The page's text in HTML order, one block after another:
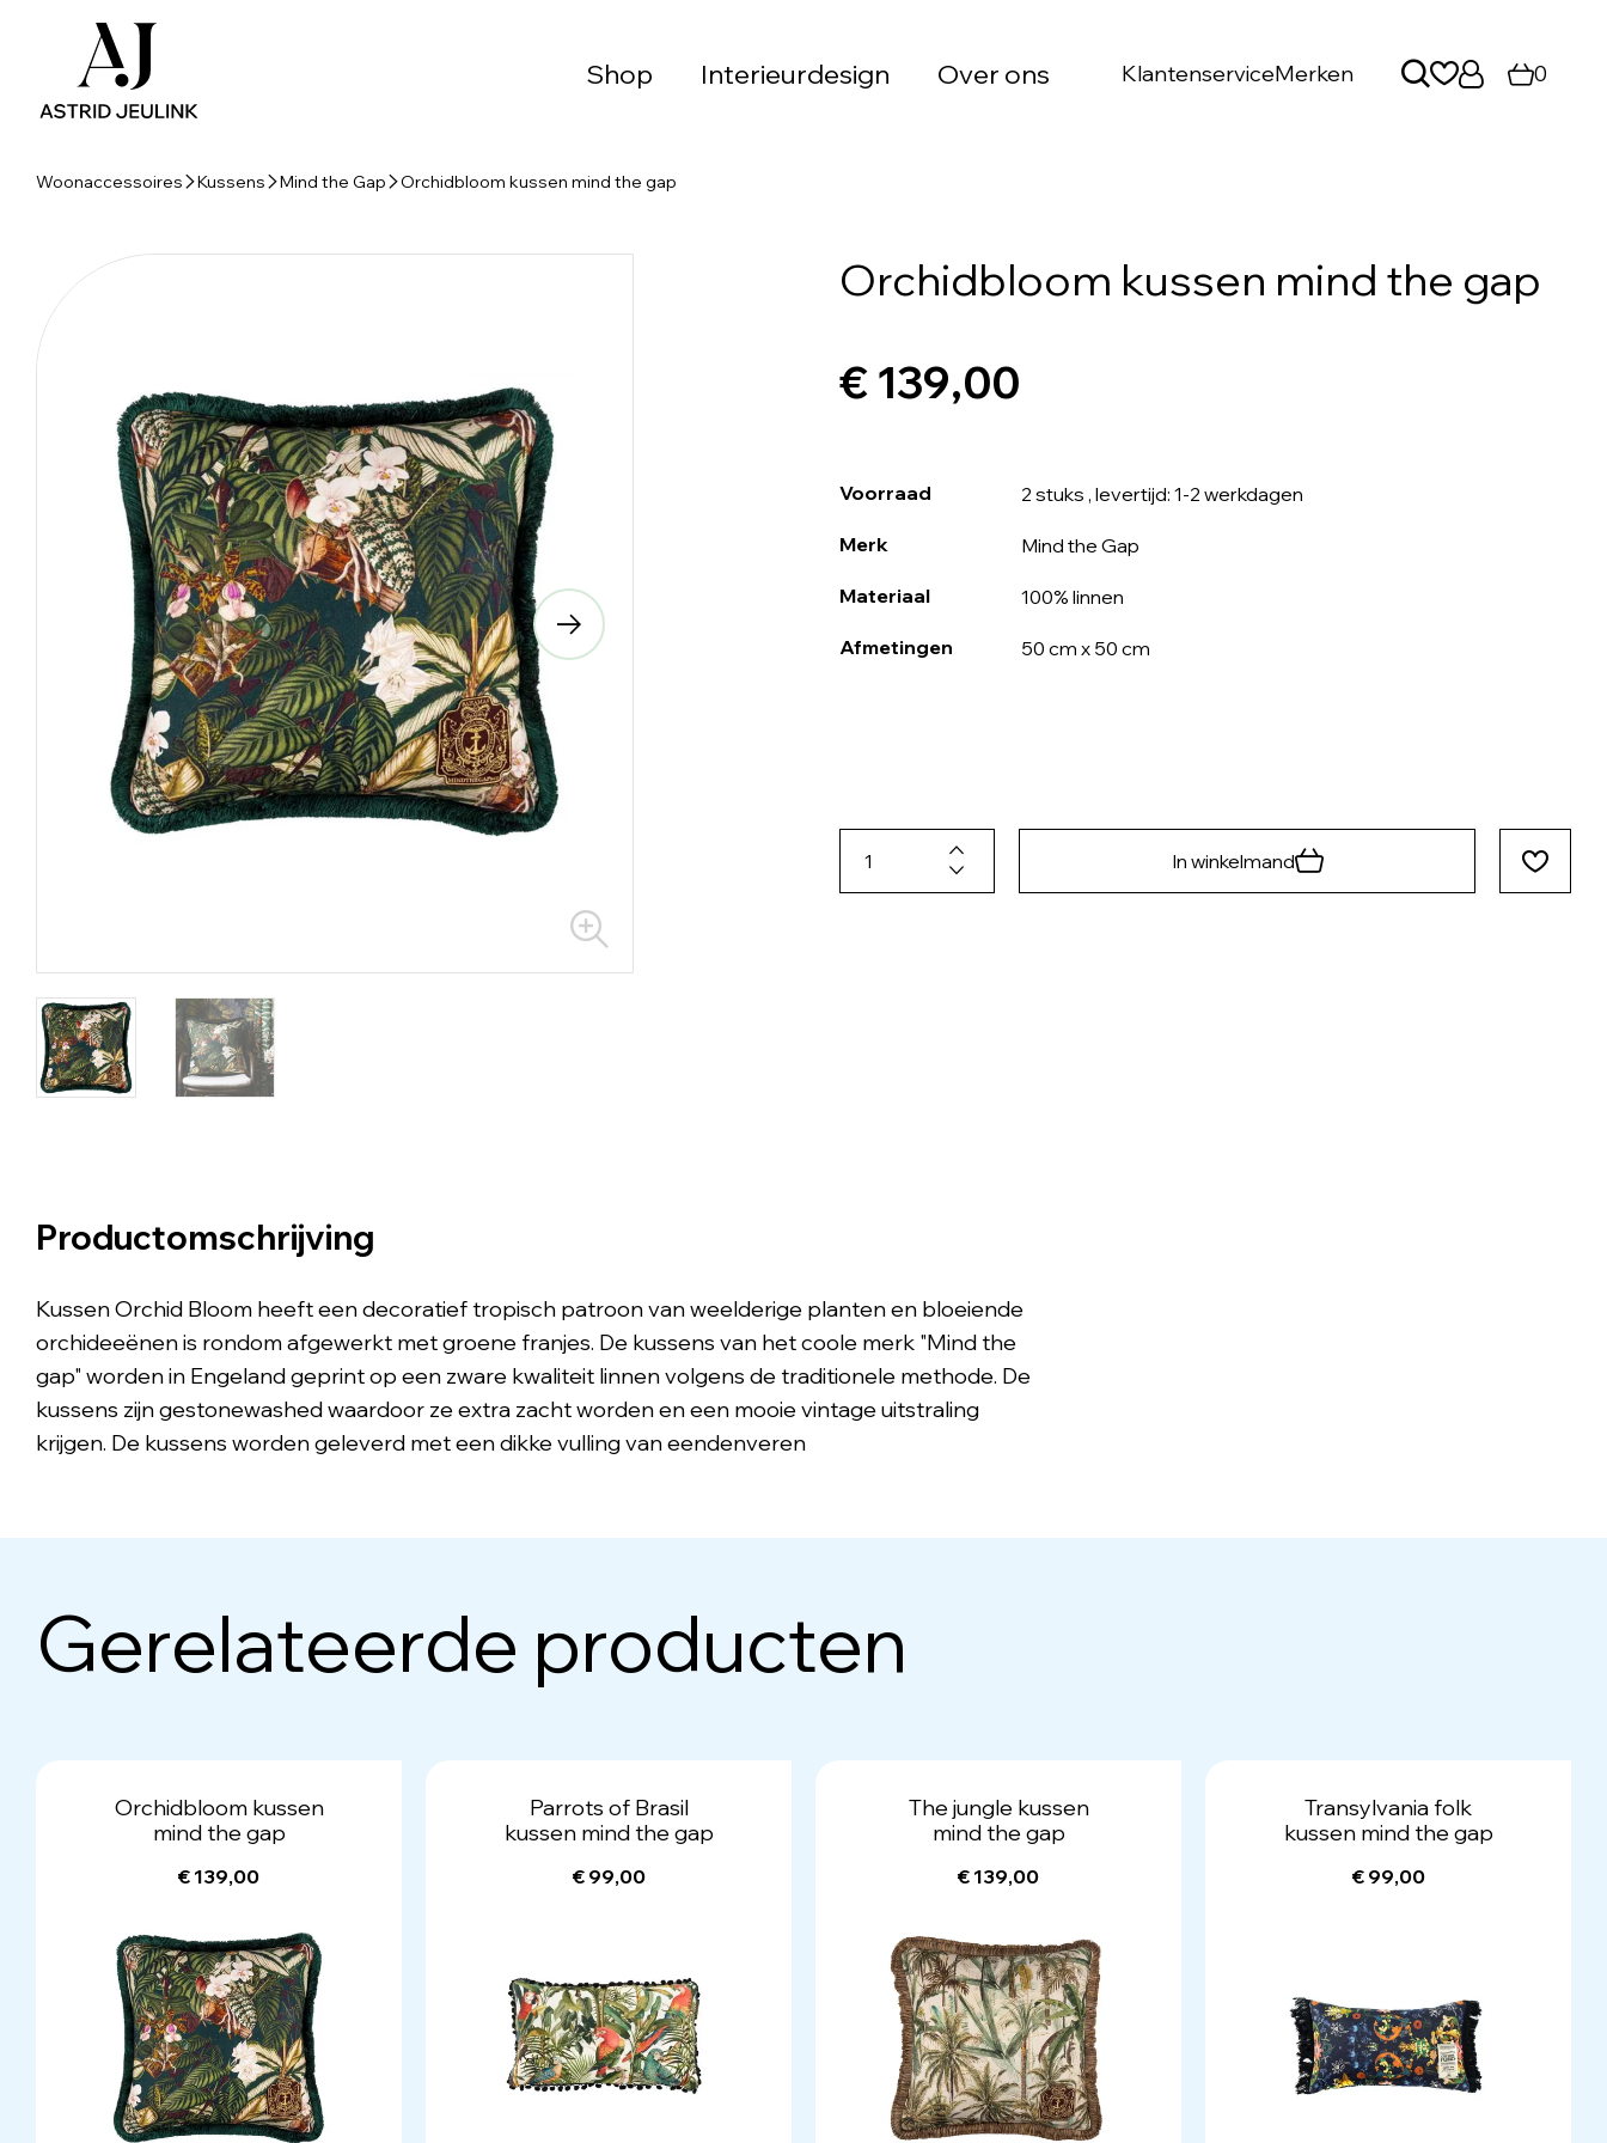
Shop Interieurdesign Over ons KlantenserviceMerken 0
Woonaccessoires Kussens Mind the Gap Orchidbloom kussen mind the gap
Orchidbloom kussen mind the gap
€ 139,00
Voorraad 2 stuks , levertijd: 1-2 werkdagen
Merk Mind the Gap
Materiaal 100% linnen
Afmetingen 50 cm x 50 cm
In winkelmand
Productomschrijving
Kussen Orchid Bloom heeft een decoratief tropisch patroon van weelderige planten en bloeiende
orchideeënen is rondom afgewerkt met groene franjes. De kussens van het coole merk "Mind the
gap" worden in Engeland geprint op een zware kwaliteit linnen volgens de traditionele methode. De
kussens zijn gestonewashed waardoor ze extra zacht worden en een mooie vintage uitstraling
krijgen. De kussens worden geleverd met een dikke vulling van eendenveren
Gerelateerde producten
Orchidbloom kussen
mind the gap
€ 139,00
Parrots of Brasil
kussen mind the gap
€ 99,00
The jungle kussen
mind the gap
€ 139,00
Transylvania folk
kussen mind the gap
€ 99,00